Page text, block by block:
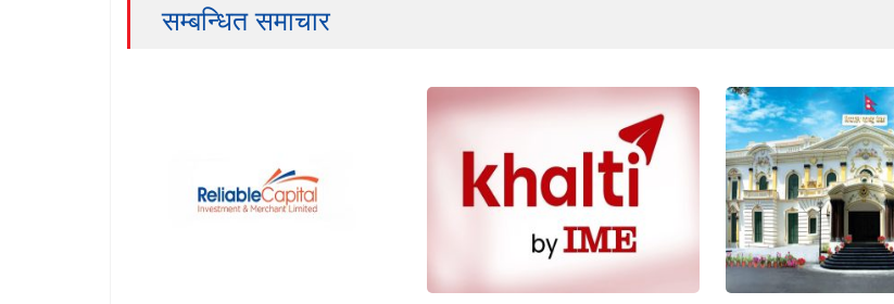
सम्बन्धित समाचार